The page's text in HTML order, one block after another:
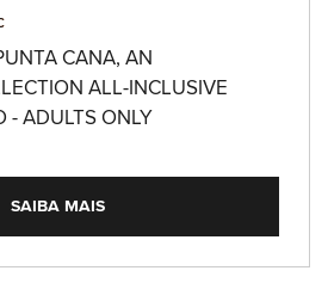
CANA, AN
ALL-INCLUSIVE
- ADULTS ONLY
SAIBA MAIS